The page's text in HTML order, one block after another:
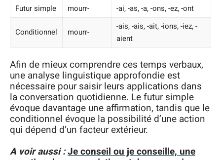
Futur simple mourr- -ai, -as, -a, -ons, -ez, -ont
Conditionnel mourr-
-ais, -ais, -ait, -ions, -iez, -
aient
Afin de mieux comprendre ces temps verbaux,
une analyse linguistique approfondie est
nécessaire pour saisir leurs applications dans
la conversation quotidienne. Le futur simple
évoque davantage une affirmation, tandis que le
conditionnel évoque la possibilité d’une action
qui dépend d’un facteur extérieur.
A voir aussi :Je conseil ou je conseille, une